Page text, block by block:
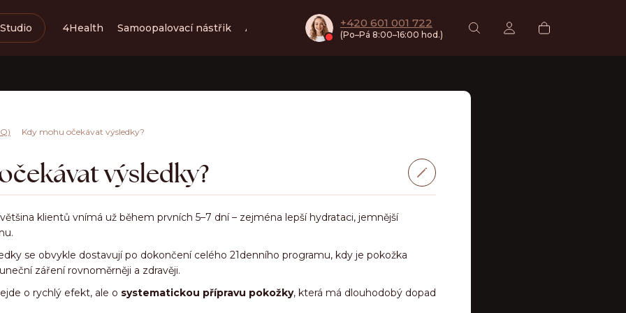
Studio 4Health Samoopalovací nástřik Adaptace pokožky Náš příběh Blog Kontakty Sun prep
+420 601 001 722
(Po–Pá 8:00–16:00 hod.)
Kdy mohu očekávat výsledky?
výsledky?
klientů vnímá už během prvních 5–7 dní – zejména lepší hydrataci, jemnější
se obvykle dostavují po dokončení celého 21denního programu, kdy je pokožka
záření rovnoměrněji a zdravěji.
o rychlý efekt, ale o systematickou přípravu pokožky, která má dlouhodobý dopad
Doporučujeme